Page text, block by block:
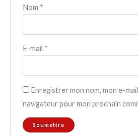
Nom *
E-mail *
Enregistrer mon nom, mon e-
navigateur pour mon prochain